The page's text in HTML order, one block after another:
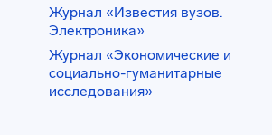
Журнал «Известия вузов.
Электроника»
Журнал «Экономические и
социально-гуманитарные
исследования»